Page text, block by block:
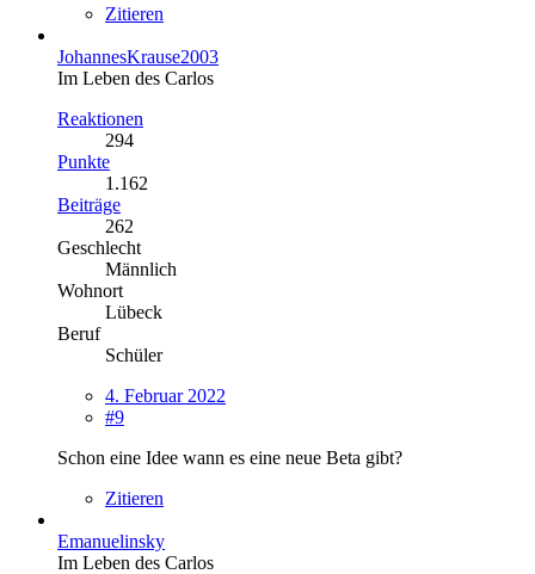
Zitieren
JohannesKrause2003
Im Leben des Carlos
Reaktionen
294
Punkte
1.162
Beiträge
262
Geschlecht
Männlich
Wohnort
Lübeck
Beruf
Schüler
4. Februar 2022
#9
Schon eine Idee wann es eine neue Beta gibt?
Zitieren
Emanuelinsky
Im Leben des Carlos